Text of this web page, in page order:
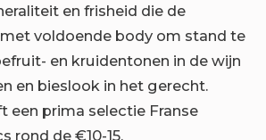
en frisheid die de
voldoende body om stand te
en kruidentonen in de wijn
en bieslook in het gerecht.
een prima selectie Franse
rond de €10-15.